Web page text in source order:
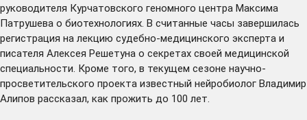
руководителя Курчатовского геномного центра Максима
Патрушева о биотехнологиях. В считанные часы завершилась
регистрация на лекцию судебно-медицинского эксперта и
писателя Алексея Решетуна о секретах своей медицинской
специальности. Кроме того, в текущем сезоне научно-
просветительского проекта известный нейробиолог Владимир
Алипов рассказал, как прожить до 100 лет.